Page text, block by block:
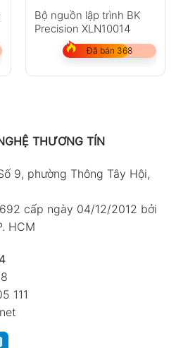
Bộ nguồn lập trình BK
Precision XLN10014
Đã bán 368
THƯƠNG TÍN
9, phường Thông Tây Hội,
cấp ngày 04/12/2012 bởi
HCM
111